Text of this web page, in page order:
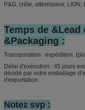
P&G, crête, atterrisseur, LION,
Temps de
&Packaging :
Transporation : expédition.
Délai d'exécution : 45 jours
décidé par votre emballage
d'exportation.
Notez svp :